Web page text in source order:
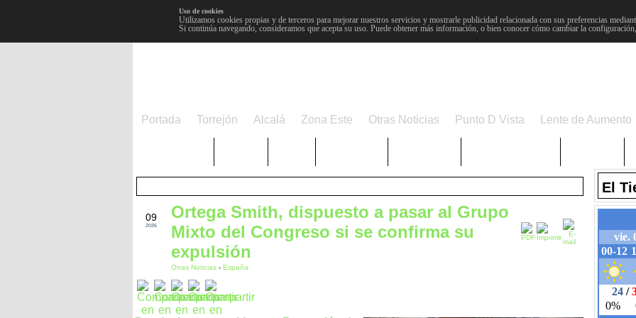
Uso de cookies
Utilizamos cookies propias y de terceros para mejorar nuestros servicios y mostrarle publicidad relacionada con sus preferencias
Si continúa navegando, consideramos que acepta su uso. Puede obtener más información, o bien conocer cómo cambiar la
Portada Torrejón Alcalá Zona Este Otras Noticias Punto D Vista Lente de Aumento
09
2026
Ortega Smith, dispuesto a pasar al Grupo
Mixto del Congreso si se confirma su
expulsión
Otras Noticias - España
El